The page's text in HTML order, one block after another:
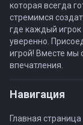
которая всегда
стремимся
где каждый игрок
уверенно.
игрой! Вместе
впечатления.
Навигация
Главная страница